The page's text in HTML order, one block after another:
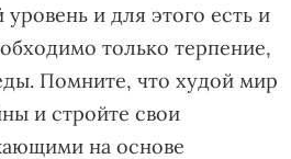
и для этого есть и
только терпение,
Помните, что худой мир
и стройте свои
на основе